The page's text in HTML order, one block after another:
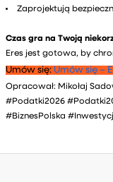
Zaprojektują
Czas gra na Twoją
Eres jest gotowa, by
Umów się: Umów się –
Opracował: Mikołaj
#Podatki2026
#BiznesPolska